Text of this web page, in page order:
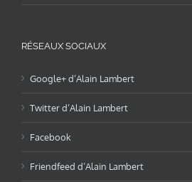
RÉSEAUX SOCIAUX
Google+ d’Alain Lambert
Twitter d’Alain Lambert
Facebook
Friendfeed d’Alain Lambert